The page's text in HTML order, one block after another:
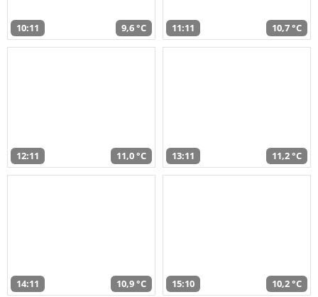
10:11 9,6 °C 11:11 10,7 °C
12:11 11,0 °C 13:11 11,2 °C
14:11 10,9 °C 15:10 10,2 °C